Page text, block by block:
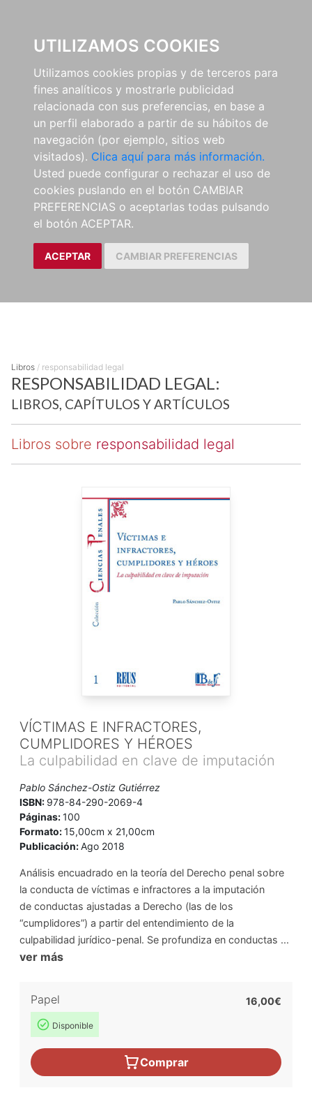
UTILIZAMOS COOKIES
Utilizamos cookies propias y de terceros para
fines analíticos y mostrarle publicidad
relacionada con sus preferencias, en base a
un perfil elaborado a partir de su hábitos de
navegación (por ejemplo, sitios web
visitados). Clica aquí para más información.
Usted puede configurar o rechazar el uso de
cookies puslando en el botón CAMBIAR
PREFERENCIAS o aceptarlas todas pulsando
el botón ACEPTAR.
ACEPTAR CAMBIAR PREFERENCIAS
Libros / responsabilidad legal
RESPONSABILIDAD LEGAL:
LIBROS, CAPÍTULOS Y ARTÍCULOS
Libros sobre responsabilidad legal
VÍCTIMAS E INFRACTORES,
CUMPLIDORES Y HÉROES
La culpabilidad en clave de imputación
Pablo Sánchez-Ostiz Gutiérrez
ISBN: 978-84-290-2069-4
Páginas:100
Formato:15,00cm x 21,00cm
Publicación:Ago 2018
Análisis encuadrado en la teoría del Derecho penal sobre
la conducta de víctimas e infractores a la imputación
de conductas ajustadas a Derecho (las de los
“cumplidores”) a partir del entendimiento de la
culpabilidad jurídico-penal. Se profundiza en conductas ...
ver más
Papel
Disponible
16,00€
Comprar